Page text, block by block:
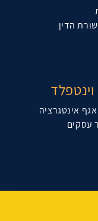
הדין
וינטפלד
אינטגרציה
עסקים